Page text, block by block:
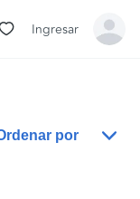
Ingresar
por